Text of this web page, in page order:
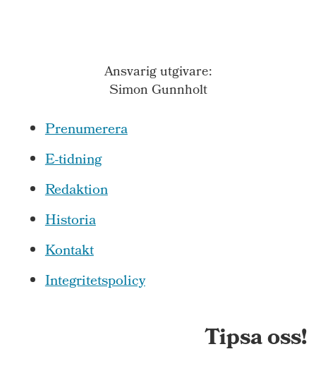
Ansvarig utgivare:
Simon Gunnholt
Prenumerera
E-tidning
Redaktion
Historia
Kontakt
Integritetspolicy
Tipsa oss!